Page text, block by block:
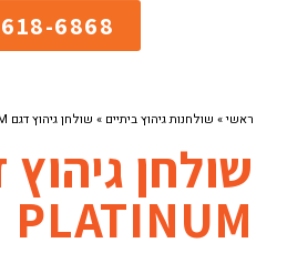
6868
ראשי» שולחנות גיהוץ ביתיים » שולחן גיהוץ דגם EVO PLATINUM
PLATINUM